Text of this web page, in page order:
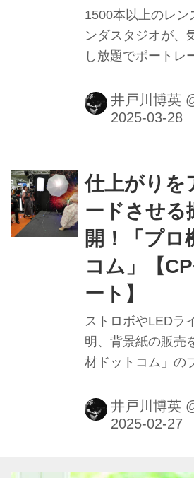
1500本以上のレン
ンダスタジオが、
し放題でポートレ
機材ドットコムと
名なので、気にな
井戸川博英
仕上がりを
ードさせる
開！「プロ
コム」【
ート】
ストロボやLEDラ
明、背景紙の販売
材ドットコム」の
井戸川博英